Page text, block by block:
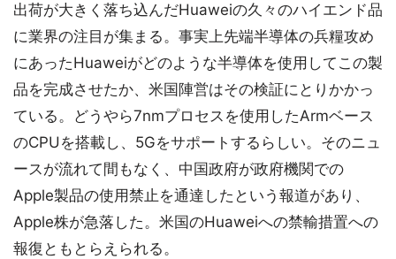
出荷が大きく落ち込んだHuaweiの久々のハイエンド品
に業界の注目が集まる。事実上先端半導体の兵糧攻め
にあったHuaweiがどのような半導体を使用してこの製
品を完成させたか、米国陣営はその検証にとりかかっ
ている。どうやら7nmプロセスを使用したArmベース
のCPUを搭載し、5Gをサポートするらしい。そのニュ
ースが流れて間もなく、中国政府が政府機関での
Apple製品の使用禁止を通達したという報道があり、
Apple株が急落した。米国のHuaweiへの禁輸措置への
報復ともとらえられる。